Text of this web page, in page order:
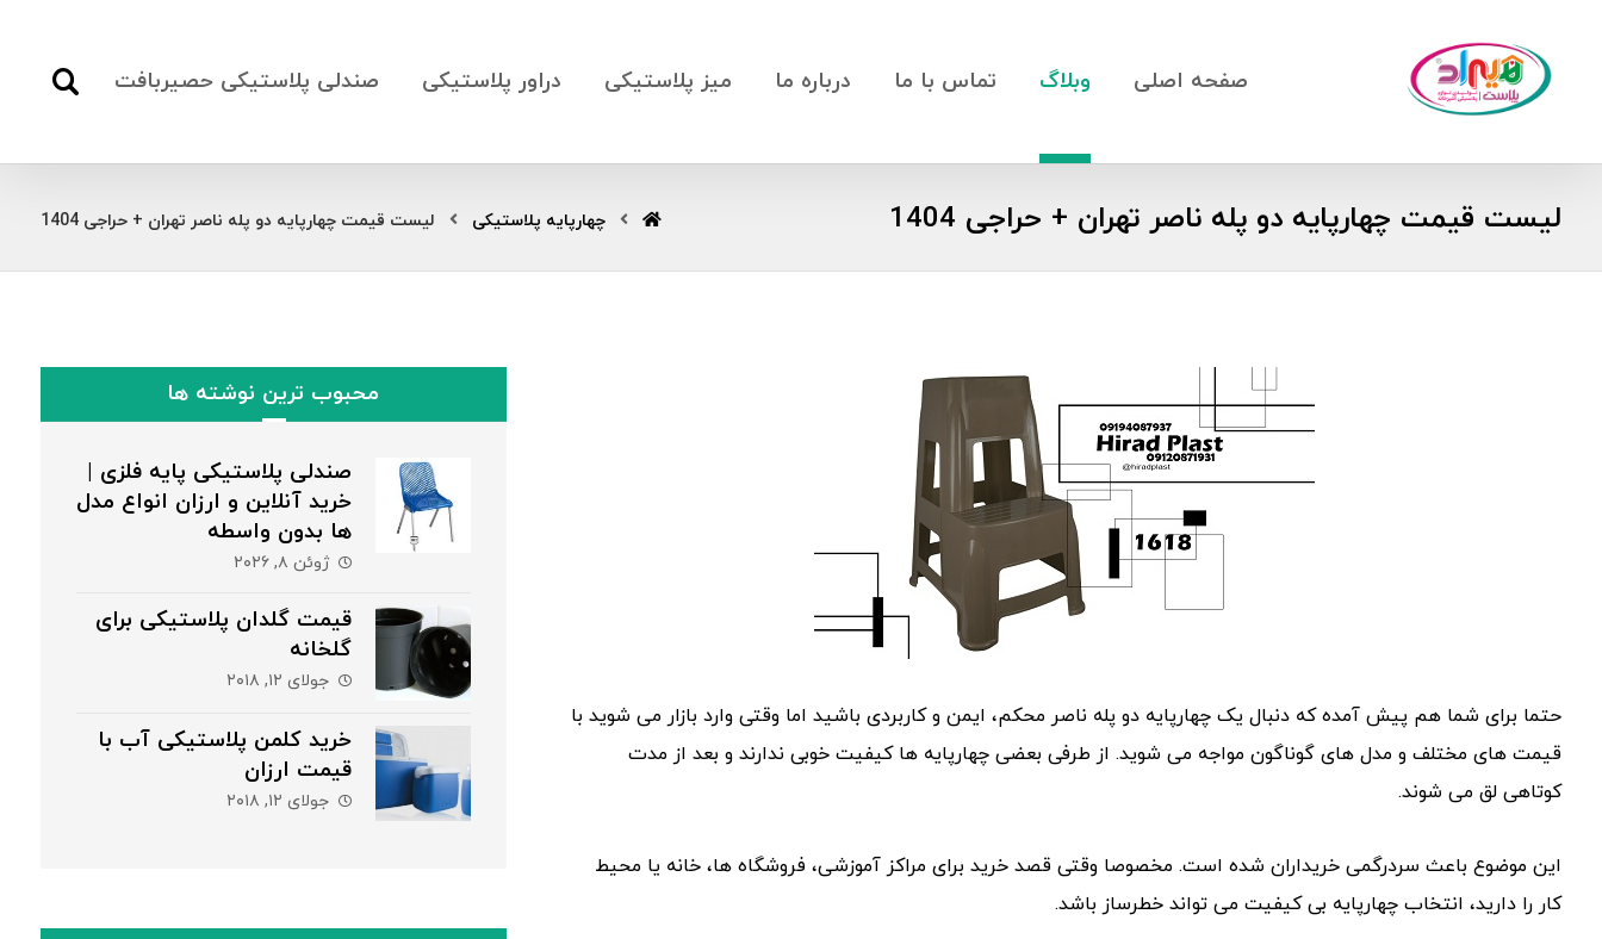
صفحه اصلی وبلاگ تماس با ما درباره ما میز پلاستیکی دراور پلاستیکی صندلی پلاستیکی حصیربافت
لیست قیمت چهارپایه دو پله ناصر تهران + حراجی 1404 چهارپایه پلاستیکی لیست قیمت چهارپایه دو پله ناصر تهران + حراجی 1404
حتما برای شما هم پیش آمده که دنبال یک چهارپایه دو پله ناصر محکم، ایمن و کاربردی باشید اما وقتی وارد بازار می ‌شوید با
قیمت‌ های مختلف و مدل‌ های گوناگون مواجه می ‌شوید. از طرفی بعضی چهارپایه ‌ها کیفیت خوبی ندارند و بعد از مدت
کوتاهی لق می ‌شوند.
این موضوع باعث سردرگمی خریداران شده است. مخصوصا وقتی قصد خرید برای مراکز آموزشی، فروشگاه‌ ها، خانه یا محیط
کار را دارید، انتخاب چهارپایه بی‌ کیفیت می ‌تواند خطرساز باشد.
محبوب ترین نوشته ها
صندلی پلاستیکی پایه فلزی |
خرید آنلاین و ارزان انواع مدل
ها بدون واسطه
ژوئن ۸, ۲۰۲۶
قیمت گلدان پلاستیکی برای
گلخانه
جولای ۱۲, ۲۰۱۸
خرید کلمن پلاستیکی آب با
قیمت ارزان
جولای ۱۲, ۲۰۱۸